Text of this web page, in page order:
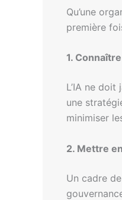
Qu’une
première
1.
L’IA ne
une
minimiser
2. Mettre
Un cadre